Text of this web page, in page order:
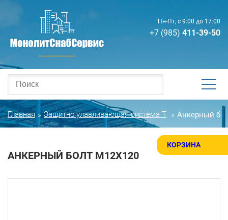
КОРЗИНА
Пн-Пт, с 9:00 до 17:00
+7 (985) 411-39-50
Главная » Защитно улавливающая система T » Анкерный
АНКЕРНЫЙ БОЛТ М12Х120